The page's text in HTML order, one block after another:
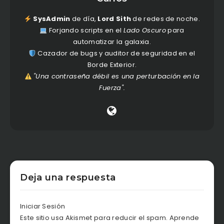
SysAdmin de día, Lord Sithde redes de noche.
Forjando scripts en el Lado Oscuropara
automatizar la galaxia.
Cazador de bugs y auditor de seguridad en el
Borde Exterior.
"Una contraseña débil es una perturbación en la
Fuerza".
Deja una respuesta
Iniciar Sesión
Este sitio usa Akismet para reducir el spam. Aprende